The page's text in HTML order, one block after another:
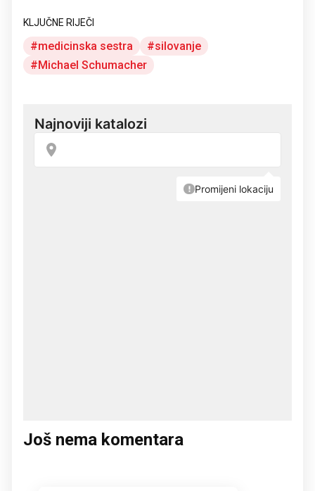
KLJUČNE RIJEČI
medicinska sestra
silovanje
Michael Schumacher
Još nema komentara